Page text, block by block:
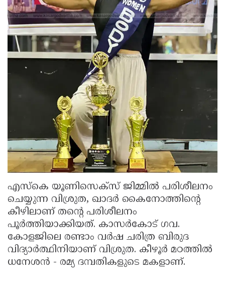
എസ്കെ യൂണിസെക്സ് ജിമ്മിൽ പരിശീലനം
ചെയ്യുന്ന വിശ്രുത, ഖാദർ കൈനോത്തിൻ്റെ
കീഴിലാണ് തന്റെ പരിശീലനം
പൂർത്തിയാക്കിയത്. കാസർകോട് ഗവ.
കോളജിലെ രണ്ടാം വർഷ ചരിത്ര ബിരുദ
വിദ്യാർത്ഥിനിയാണ് വിശ്രുത. കീഴൂർ മഠത്തിൽ
ധനേശൻ - രമ്യ ദമ്പതികളുടെ മകളാണ്.